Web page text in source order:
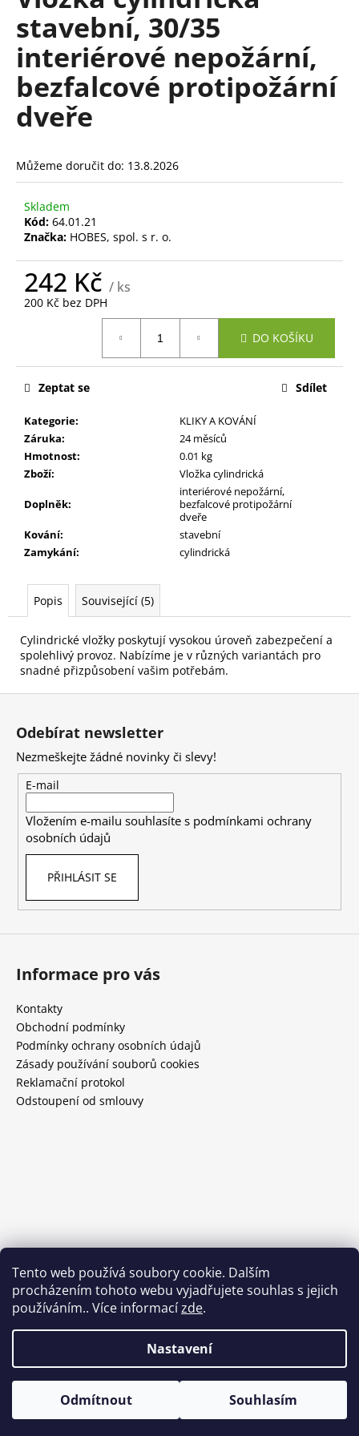
Tento web používá soubory cookie. Dalším
procházením tohoto webu vyjadřujete souhlas s jejich
používáním.. Více informacízde.
Nastavení
Odmítnout Souhlasím
z
5
hvězdiček.
stavební, 30/35
interiérové nepožární,
bezfalcové protipožární
dveře
Můžeme doručit do: 13.8.2026
Skladem
Kód: 64.01.21
Značka: HOBES, spol. s r. o.
242 Kč / ks
200 Kč bez DPH
DO KOŠÍKU
Kategorie:
KLIKY A KOVÁNÍ
Záruka:
24 měsíců
Hmotnost:
0.01 kg
Zboží: Vložka cylindrická
Doplněk:
interiérové nepožární,
bezfalcové protipožární
dveře
Kování:
stavební
Zamykání: cylindrická
Zeptat se Sdílet
Popis Související (5)
Cylindrické vložky poskytují vysokou úroveň zabezpečení a
spolehlivý provoz. Nabízíme je v různých variantách pro
snadné přizpůsobení vašim potřebám.
a
j
í
t
?
HLEDAT
D
p
o
č
u
e
m
e
Z
Odebírat newsletter
Nezmeškejte žádné novinky či slevy!
E-mail
Vložením e-mailu souhlasíte s podmínkami ochrany
osobních údajů
PŘIHLÁSIT SE
Informace pro vás
Kontakty
Obchodní podmínky
Podmínky ochrany osobních údajů
Zásady používání souborů cookies
Reklamační protokol
Odstoupení od smlouvy
Copyright 2026DOORNITE . Všechna práva vyhrazena.